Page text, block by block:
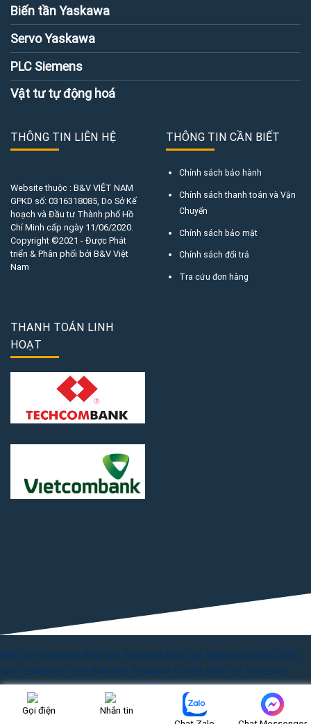
Biến tần Yaskawa
Servo Yaskawa
PLC Siemens
Vật tư tự động hoá
THÔNG TIN LIÊN HỆ
Website thuộc : B&V VIỆT NAM
GPKD số: 0316318085, Do Sở Kế
hoạch và Đầu tư Thành phố Hồ
Chí Minh cấp ngày 11/06/2020.
Copyright ©2021 - Được Phát
triển & Phân phối bởi B&V Việt
Nam
THÔNG TIN CẦN BIẾT
Chính sách bảo hành
Chính sách thanh toán và Vận
Chuyển
Chính sách bảo mật
Chính sách đổi trả
Tra cứu đơn hàng
THANH TOÁN LINH
HOẠT
Biến tần Yaskawa Bien tan Yaskawa Biến tần Yaskawa A1000 Biến
tần Yaskawa E1000 Biến tần Yaskawa V1000 Biến tần Yaskawa
J1000 Biến tần Yaskawa GA700Biến tần Yaskawa GA500Biến tần
Yaskawa G7
Gọi điện
Nhắn tin